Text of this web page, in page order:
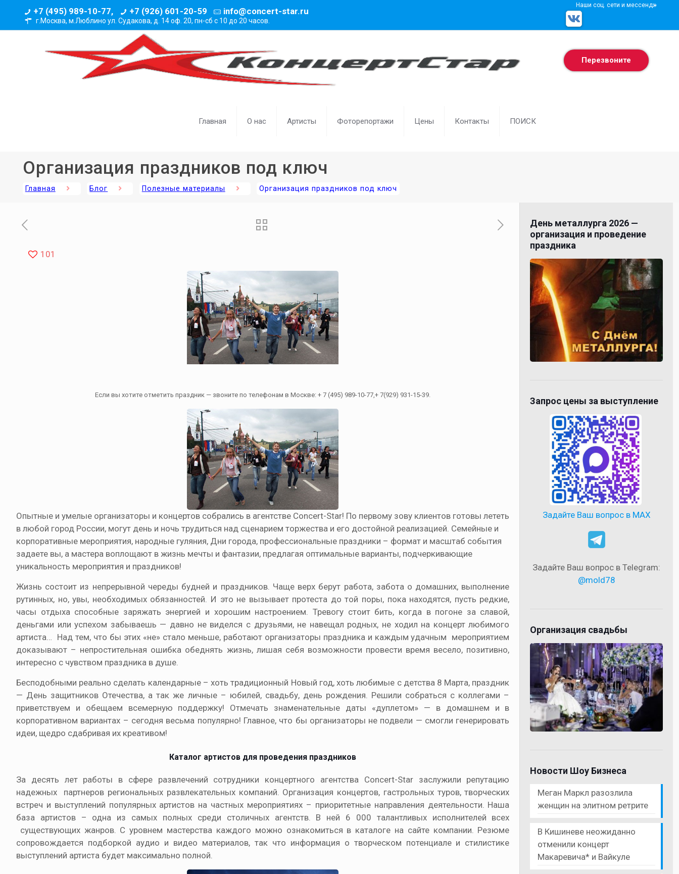
+7 (495) 989-10-77, +7 (926) 601-20-59 info@concert-star.ru
г.Москва, м.Люблино ул. Судакова, д. 14 оф. 20, пн-сб с 10 до 20 часов.
Наши соц. сети и мессенджеры
Главная О нас Артисты Фоторепортажи Цены Контакты ПОИСК
Перезвоните
Организация праздников под ключ
Главная Блог Полезные материалы Организация праздников под ключ
101
Если вы хотите отметить праздник — звоните по телефонам в Москве: + 7 (495) 989-10-77,+ 7(929) 931-15-39.
Опытные и умелые организаторы и концертов собрались в агентстве Concert-Star! По первому зову клиентов готовы лететь
в любой город России, могут день и ночь трудиться над сценарием торжества и его достойной реализацией. Семейные и
корпоративные мероприятия, народные гуляния, Дни города, профессиональные праздники – формат и масштаб события
задаете вы, а мастера воплощают в жизнь мечты и фантазии, предлагая оптимальные варианты, подчеркивающие
уникальность мероприятия и праздников!
Жизнь состоит из непрерывной череды будней и праздников. Чаще верх берут работа, забота о домашних, выполнение
рутинных, но, увы, необходимых обязанностей. И это не вызывает протеста до той поры, пока находятся, пусть редкие,
часы отдыха способные заряжать энергией и хорошим настроением. Тревогу стоит бить, когда в погоне за славой,
деньгами или успехом забываешь — давно не виделся с друзьями, не навещал родных, не ходил на концерт любимого
артиста… Над тем, что бы этих «не» стало меньше, работают организаторы праздника и каждым удачным мероприятием
доказывают – непростительная ошибка обеднять жизнь, лишая себя возможности провести время весело, позитивно,
интересно с чувством праздника в душе.
Бесподобными реально сделать календарные – хоть традиционный Новый год, хоть любимые с детства 8 Марта, праздник
— День защитников Отечества, а так же личные – юбилей, свадьбу, день рождения. Решили собраться с коллегами –
приветствуем и обещаем всемерную поддержку! Отмечать знаменательные даты «дуплетом» — в домашнем и в
корпоративном вариантах – сегодня весьма популярно! Главное, что бы организаторы не подвели — смогли генерировать
идеи, щедро сдабривая их креативом!
Каталог артистов для проведения праздников
За десять лет работы в сфере развлечений сотрудники концертного агентства Concert-Star заслужили репутацию
надежных партнеров региональных развлекательных компаний. Организация концертов, гастрольных туров, творческих
встреч и выступлений популярных артистов на частных мероприятиях – приоритетные направления деятельности. Наша
база артистов – одна из самых полных среди столичных агентств. В ней 6 000 талантливых исполнителей всех
существующих жанров. С уровнем мастерства каждого можно ознакомиться в каталоге на сайте компании. Резюме
сопровождается подборкой аудио и видео материалов, так что информация о творческом потенциале и стилистике
выступлений артиста будет максимально полной.
День металлурга 2026 —
организация и проведение
праздника
Запрос цены за выступление
Задайте Ваш вопрос в MAX
Задайте Ваш вопрос в Telegram:
@mold78
Организация свадьбы
Новости Шоу Бизнеса
Меган Маркл разозлила
женщин на элитном ретрите
В Кишиневе неожиданно
отменили концерт
Макаревича* и Вайкуле